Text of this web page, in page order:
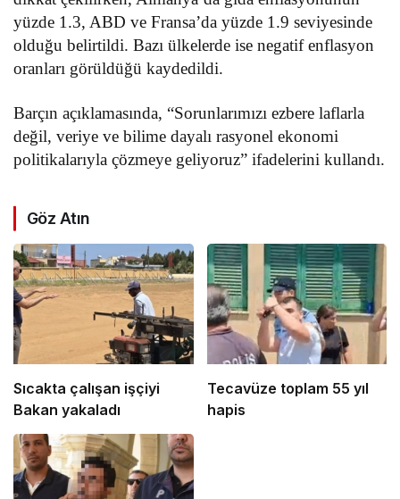
yüzde 1.3, ABD ve Fransa’da yüzde 1.9 seviyesinde
olduğu belirtildi. Bazı ülkelerde ise negatif enflasyon
oranları görüldüğü kaydedildi.
Barçın açıklamasında, “Sorunlarımızı ezbere laflarla
değil, veriye ve bilime dayalı rasyonel ekonomi
politikalarıyla çözmeye geliyoruz” ifadelerini kullandı.
Göz Atın
Sıcakta çalışan işçiyi
Bakan yakaladı
Tecavüze toplam 55 yıl
hapis